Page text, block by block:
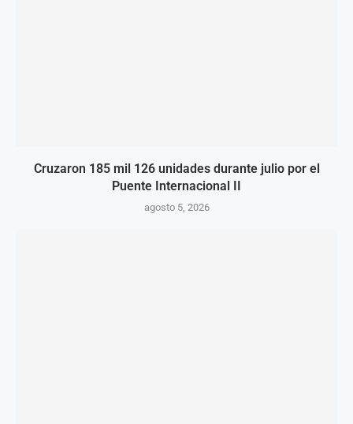
Cruzaron 185 mil 126 unidades durante julio por el
Puente Internacional II
agosto 5, 2026